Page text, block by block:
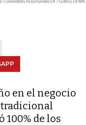
en el negocio
tradicional
100% de los